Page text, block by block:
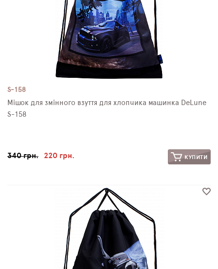
S-158
Мішок для змінного взуття для хлопчика машинка DeLune
S-158
340 грн. 220 грн. КУПИТИ